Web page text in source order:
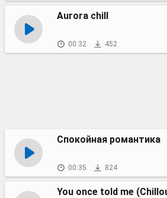
Aurora chill
00:32 452
Спокойная романтика
00:35 824
You once told me